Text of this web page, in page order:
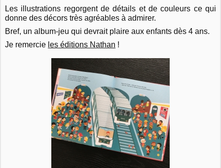
Les illustrations regorgent de détails et de couleurs ce qui
donne des décors très agréables à admirer.
Bref, un album-jeu qui devrait plaire aux enfants dès 4 ans.
Je remercie les éditions Nathan !